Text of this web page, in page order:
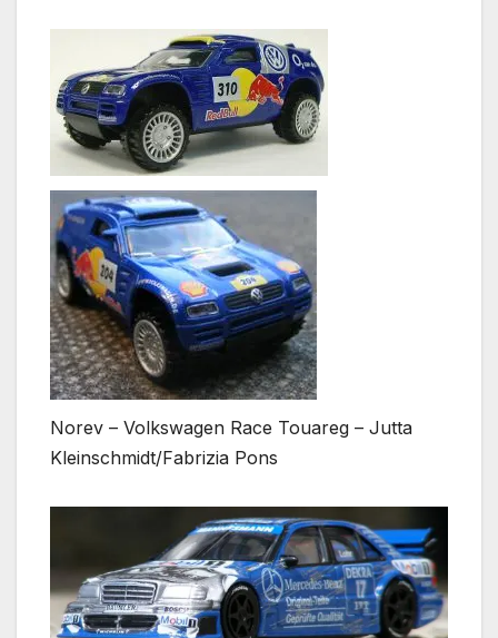
Norev – Volkswagen Race Touareg – Jutta
Kleinschmidt/Fabrizia Pons